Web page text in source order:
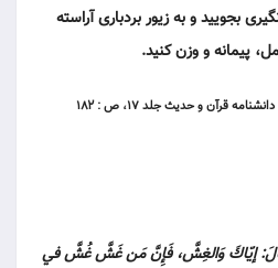
بجوييد و به زيور بردبارى آراسته
پيمانه و وزن كنيد.
إيّاكَ وَالغِشَّ، فَإِنَّ مَن غَشَّ غُشَّ في